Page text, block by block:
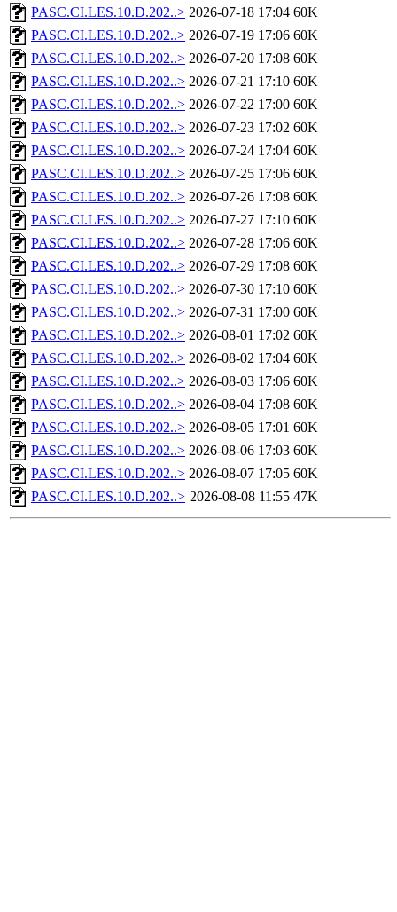
PASC.CI.LES.10.D.202..> 2026-07-18 17:04 60K
PASC.CI.LES.10.D.202..> 2026-07-19 17:06 60K
PASC.CI.LES.10.D.202..> 2026-07-20 17:08 60K
PASC.CI.LES.10.D.202..> 2026-07-21 17:10 60K
PASC.CI.LES.10.D.202..> 2026-07-22 17:00 60K
PASC.CI.LES.10.D.202..> 2026-07-23 17:02 60K
PASC.CI.LES.10.D.202..> 2026-07-24 17:04 60K
PASC.CI.LES.10.D.202..> 2026-07-25 17:06 60K
PASC.CI.LES.10.D.202..> 2026-07-26 17:08 60K
PASC.CI.LES.10.D.202..> 2026-07-27 17:10 60K
PASC.CI.LES.10.D.202..> 2026-07-28 17:06 60K
PASC.CI.LES.10.D.202..> 2026-07-29 17:08 60K
PASC.CI.LES.10.D.202..> 2026-07-30 17:10 60K
PASC.CI.LES.10.D.202..> 2026-07-31 17:00 60K
PASC.CI.LES.10.D.202..> 2026-08-01 17:02 60K
PASC.CI.LES.10.D.202..> 2026-08-02 17:04 60K
PASC.CI.LES.10.D.202..> 2026-08-03 17:06 60K
PASC.CI.LES.10.D.202..> 2026-08-04 17:08 60K
PASC.CI.LES.10.D.202..> 2026-08-05 17:01 60K
PASC.CI.LES.10.D.202..> 2026-08-06 17:03 60K
PASC.CI.LES.10.D.202..> 2026-08-07 17:05 60K
PASC.CI.LES.10.D.202..> 2026-08-08 11:55 47K